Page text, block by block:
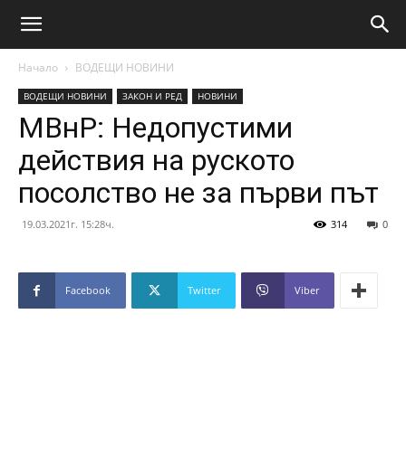
Начало ВОДЕЩИ НОВИНИ
ВОДЕЩИ НОВИНИ ЗАКОН И РЕД НОВИНИ
МВнР: Недопустими
действия на руското
посолство не за първи път
19.03.2021г. 15:28ч. 0
314
Facebook Twitter Viber